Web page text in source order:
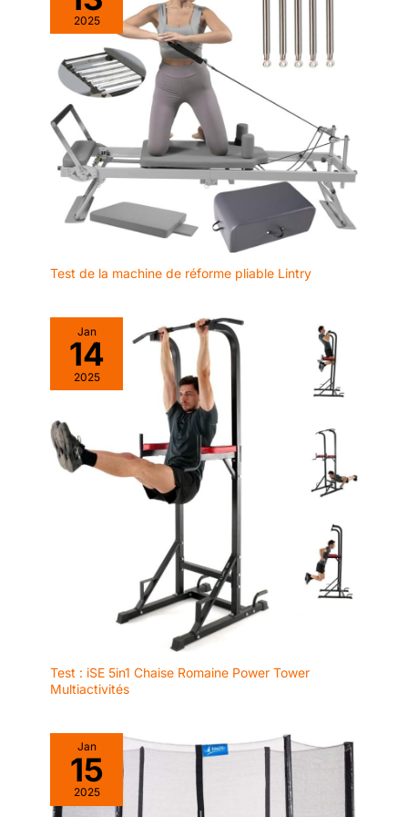
de l'exercice.
2025
Test de la machine de réforme pliable Lintry
Jan
14
2025
Test : iSE 5in1 Chaise Romaine Power Tower
Multiactivités
Jan
15
2025